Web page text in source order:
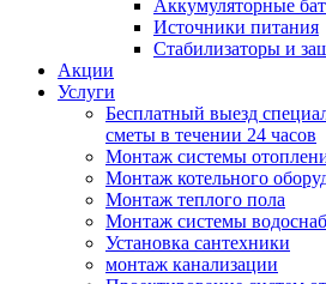
Аккумуляторные
Источники питания
Стабилизаторы и
Акции
Услуги
Бесплатный выезд
сметы в течении 24 часов
Монтаж системы
Монтаж котельного
Монтаж теплого пола
Монтаж системы
Установка сантехники
монтаж канализации